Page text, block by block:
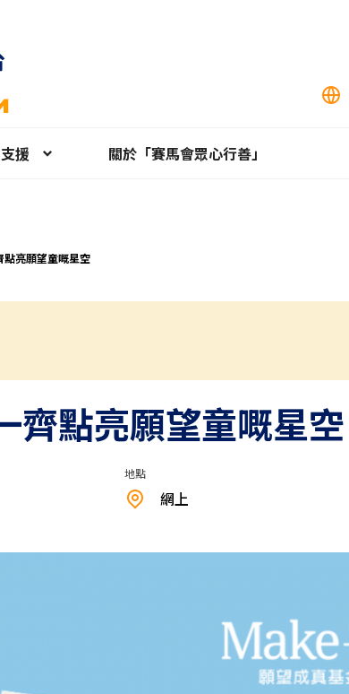
援 關於「賽馬會眾心行善」
點亮願望童嘅星空
齊點亮願望童嘅星空
地點
網上